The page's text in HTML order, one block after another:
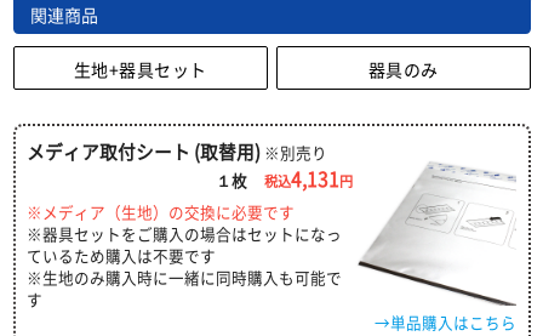
関連商品
生地+器具セット 器具のみ
メディア取付シート (取替用) ※別売り
１枚
税込4,131円
※メディア（生地）の交換に必要です
※器具セットをご購入の場合はセットになっ
ているため購入は不要です
※生地のみ購入時に一緒に同時購入も可能で
す
→単品購入はこちら